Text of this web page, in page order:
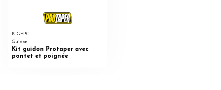
KIGEPC
Guidon
Kit guidon Protaper avec
pontet et poignée